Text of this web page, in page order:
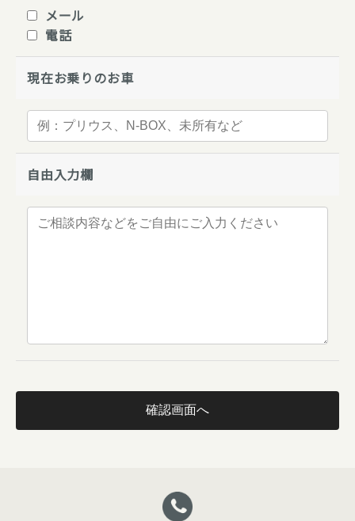
メール
電話
現在お乗りのお車
自由入力欄